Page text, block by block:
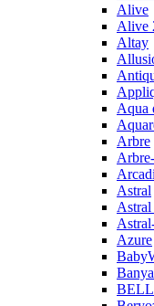
Alive
Alive
Altay
Aqua
Arbre
Astral
Astral
Azure